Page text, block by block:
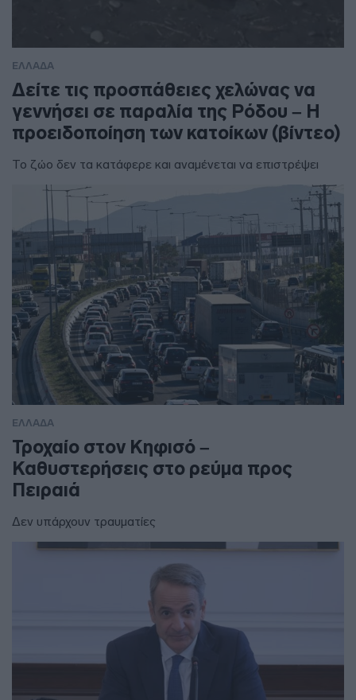
ΕΛΛΑΔΑ
Δείτε τις προσπάθειες χελώνας να
γεννήσει σε παραλία της Ρόδου – Η
προειδοποίηση των κατοίκων (βίντεο)
Το ζώο δεν τα κατάφερε και αναμένεται να επιστρέψει
ΕΛΛΑΔΑ
Τροχαίο στον Κηφισό –
Καθυστερήσεις στο ρεύμα προς
Πειραιά
Δεν υπάρχουν τραυματίες